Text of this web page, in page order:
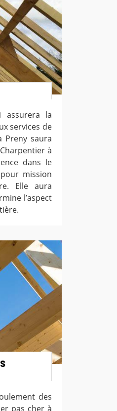
assurera la
services de
Preny saura
à
dans le
mission
Elle aura
l’aspect
des
pas cher à